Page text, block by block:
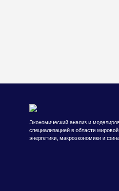
Экономический анализ и
специализацией в области
энергетики, макроэкономики и